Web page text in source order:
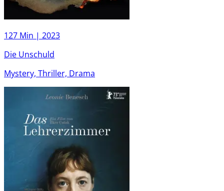
127 Min | 2023
Die Unschuld
Mystery, Thriller, Drama